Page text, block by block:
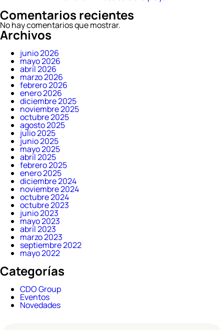
Comentarios recientes
No hay comentarios que mostrar.
Archivos
junio 2026
mayo 2026
abril 2026
marzo 2026
febrero 2026
enero 2026
diciembre 2025
noviembre 2025
octubre 2025
agosto 2025
julio 2025
junio 2025
mayo 2025
abril 2025
febrero 2025
enero 2025
diciembre 2024
noviembre 2024
octubre 2024
octubre 2023
junio 2023
mayo 2023
abril 2023
marzo 2023
septiembre 2022
mayo 2022
Categorías
CDO Group
Eventos
Novedades